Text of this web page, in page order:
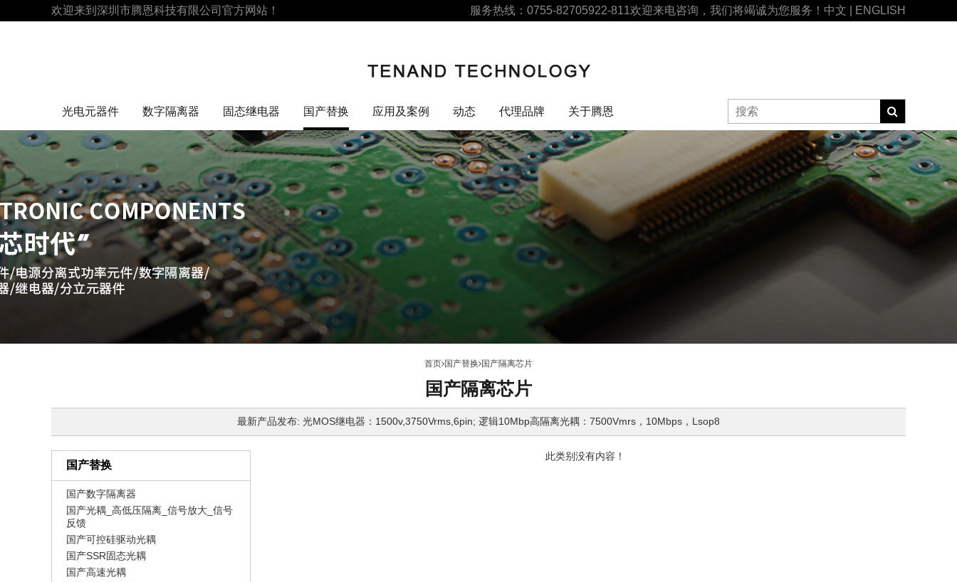
欢迎来到深圳市腾恩科技有限公司官方网站！ 服务热线：0755-82705922-811欢迎来电咨询，我们将竭诚为您服务！ 中文 ENGLISH
光电元器件 数字隔离器 固态继电器 国产替换 应用及案例 动态 代理品牌 关于腾恩
首页 国产替换 国产隔离芯片
国产隔离芯片
最新产品发布: 光MOS继电器：1500v,3750Vrms,6pin; 逻辑10Mbp高隔离光耦：7500Vmrs，10Mbps，Lsop8
国产替换
国产数字隔离器
国产光耦_高低压隔离_信号放大_信号
反馈
国产可控硅驱动光耦
国产SSR固态光耦
国产高速光耦
此类别没有内容！